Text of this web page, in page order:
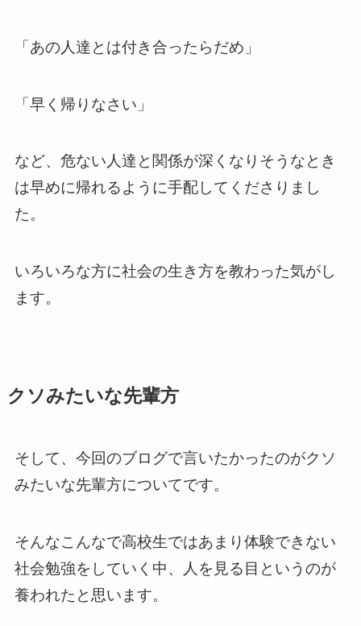
「あの人達とは付き合ったらだめ」
「早く帰りなさい」
など、危ない人達と関係が深くなりそうなとき
は早めに帰れるように手配してくださりまし
た。
いろいろな方に社会の生き方を教わった気がし
ます。
クソみたいな先輩方
そして、今回のブログで言いたかったのがクソ
みたいな先輩方についてです。
そんなこんなで高校生ではあまり体験できない
社会勉強をしていく中、人を見る目というのが
養われたと思います。